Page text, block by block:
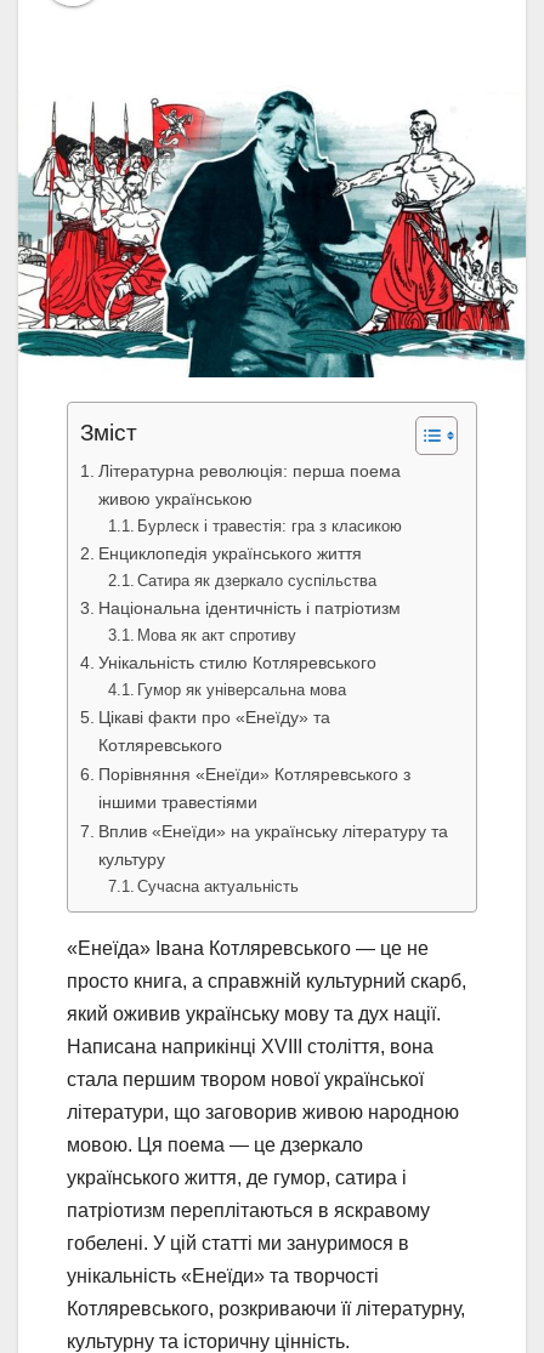
Зміст
Літературна революція: перша поема
живою українською
Бурлеск і травестія: гра з класикою
Енциклопедія українського життя
Сатира як дзеркало суспільства
Національна ідентичність і патріотизм
Мова як акт спротиву
Унікальність стилю Котляревського
Гумор як універсальна мова
Цікаві факти про «Енеїду» та
Котляревського
Порівняння «Енеїди» Котляревського з
іншими травестіями
Вплив «Енеїди» на українську літературу та
культуру
Сучасна актуальність
«Енеїда» Івана Котляревського — це не
просто книга, а справжній культурний скарб,
який оживив українську мову та дух нації.
Написана наприкінці XVIII століття, вона
стала першим твором нової української
літератури, що заговорив живою народною
мовою. Ця поема — це дзеркало
українського життя, де гумор, сатира і
патріотизм переплітаються в яскравому
гобелені. У цій статті ми зануримося в
унікальність «Енеїди» та творчості
Котляревського, розкриваючи її літературну,
культурну та історичну цінність.